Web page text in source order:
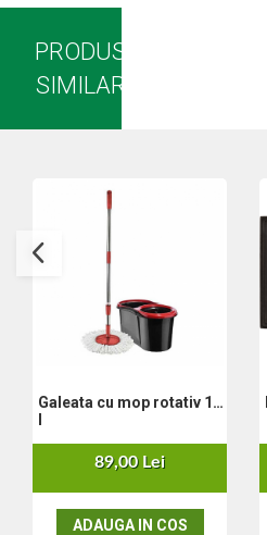
Garduri
Articole De Consum Industrie
Lacuri Si Vopsele
Produse decorative
Aparate Pneumatice
Pistoale de vopsit
Set aer comprimat
Scule si accesorii pneumatice
Scule Electrice
Aeroterme si tunuri de caldura
Aspiratoare profesionale
Capsatoare electrice
Ciocane demolatoare
Ciocane rotopercutoare
PRODUSE
SIMILARE
Galeata cu mop rotativ 14
89,00 Lei
ADAUGA IN COS